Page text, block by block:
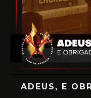
PAPO NA